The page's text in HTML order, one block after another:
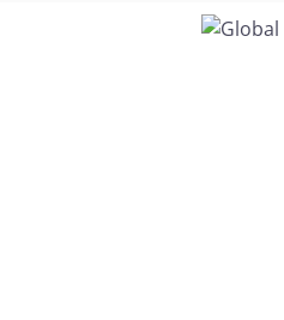
Bildergalerie überspringen